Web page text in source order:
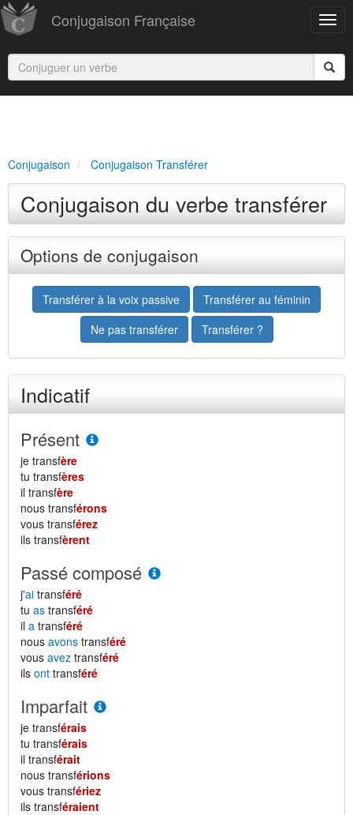
Conjugaison Française
Conjugaison Conjugaison Transférer
Conjugaison du verbe transférer
Options de conjugaison
Transférer à la voix passive
Transférer au féminin
Ne pas transférer
Transférer ?
Indicatif
Présent
je transfère
tu transfères
il transfère
nous transférons
vous transférez
ils transfèrent
Passé composé
j'ai transféré
tu as transféré
il a transféré
nous avons transféré
vous avez transféré
ils ont transféré
Imparfait
je transférais
tu transférais
il transférait
nous transférions
vous transfériez
ils transféraient